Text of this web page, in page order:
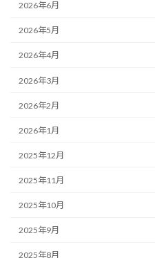
2026年6月
2026年5月
2026年4月
2026年3月
2026年2月
2026年1月
2025年12月
2025年11月
2025年10月
2025年9月
2025年8月